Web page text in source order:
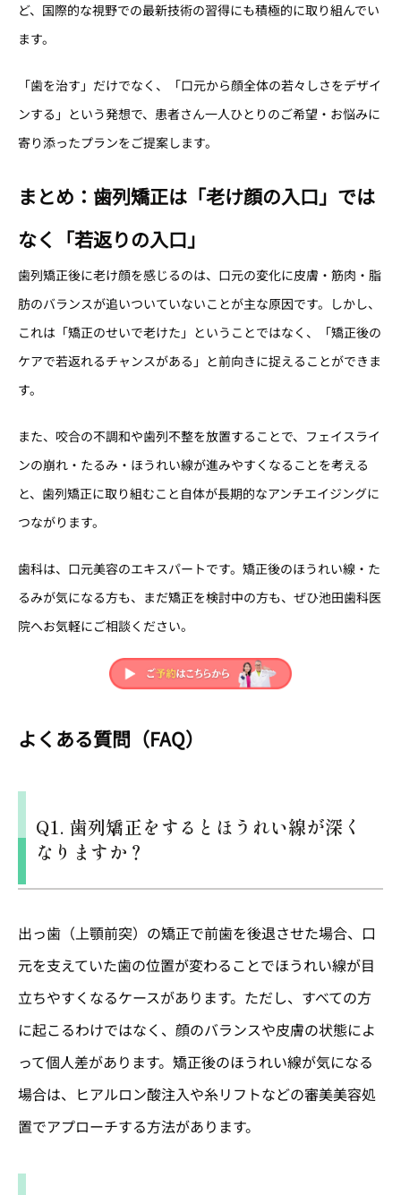
ど、国際的な視野での最新技術の習得にも積極的に取り組んでい
ます。
「歯を治す」だけでなく、「口元から顔全体の若々しさをデザイ
ンする」という発想で、患者さん一人ひとりのご希望・お悩みに
寄り添ったプランをご提案します。
まとめ：歯列矯正は「老け顔の入口」では
なく「若返りの入口」
歯列矯正後に老け顔を感じるのは、口元の変化に皮膚・筋肉・脂
肪のバランスが追いついていないことが主な原因です。しかし、
これは「矯正のせいで老けた」ということではなく、「矯正後の
ケアで若返れるチャンスがある」と前向きに捉えることができま
す。
また、咬合の不調和や歯列不整を放置することで、フェイスライ
ンの崩れ・たるみ・ほうれい線が進みやすくなることを考える
と、歯列矯正に取り組むこと自体が長期的なアンチエイジングに
つながります。
歯科は、口元美容のエキスパートです。矯正後のほうれい線・た
るみが気になる方も、まだ矯正を検討中の方も、ぜひ池田歯科医
院へお気軽にご相談ください。
よくある質問（FAQ）
Q1. 歯列矯正をするとほうれい線が深く
なりますか？
出っ歯（上顎前突）の矯正で前歯を後退させた場合、口
元を支えていた歯の位置が変わることでほうれい線が目
立ちやすくなるケースがあります。ただし、すべての方
に起こるわけではなく、顔のバランスや皮膚の状態によ
って個人差があります。矯正後のほうれい線が気になる
場合は、ヒアルロン酸注入や糸リフトなどの審美美容処
置でアプローチする方法があります。